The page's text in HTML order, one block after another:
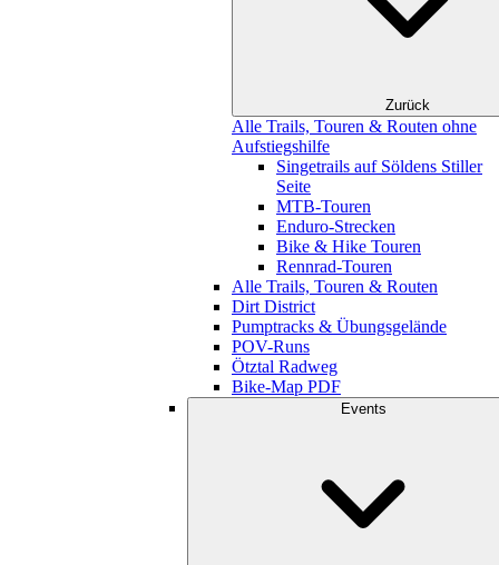
Zurück
Alle Trails, Touren & Routen ohne
Aufstiegshilfe
Singetrails auf Söldens Stiller
Seite
MTB-Touren
Enduro-Strecken
Bike & Hike Touren
Rennrad-Touren
Alle Trails, Touren & Routen
Dirt District
Pumptracks & Übungsgelände
POV-Runs
Ötztal Radweg
Bike-Map PDF
Events